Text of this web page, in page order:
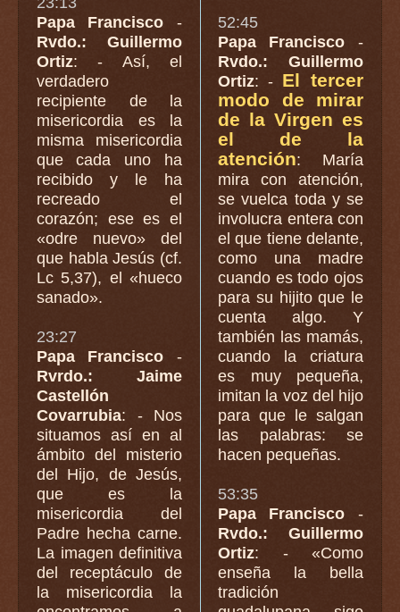
Papa Francisco -
Rvdo.: Guillermo
Ortiz: - Así, el
verdadero
recipiente de la
misericordia es la
misma misericordia
que cada uno ha
recibido y le ha
recreado el
corazón; ese es el
«odre nuevo» del
que habla Jesús (cf.
Lc 5,37), el «hueco
sanado».
23:27
Papa Francisco -
Rvrdo.: Jaime
Castellón
Covarrubia: - Nos
situamos así en al
ámbito del misterio
del Hijo, de Jesús,
que es la
misericordia del
Padre hecha carne.
La imagen definitiva
del receptáculo de
la misericordia la
52:45
Papa Francisco -
Rvdo.: Guillermo
Ortiz: - El tercer
modo de mirar
de la Virgen es
el de la
atención: María
mira con atención,
se vuelca toda y se
involucra entera con
el que tiene delante,
como una madre
cuando es todo ojos
para su hijito que le
cuenta algo. Y
también las mamás,
cuando la criatura
es muy pequeña,
imitan la voz del hijo
para que le salgan
las palabras: se
hacen pequeñas.
53:35
Papa Francisco -
Rvdo.: Guillermo
Ortiz: - «Como
enseña la bella
tradición